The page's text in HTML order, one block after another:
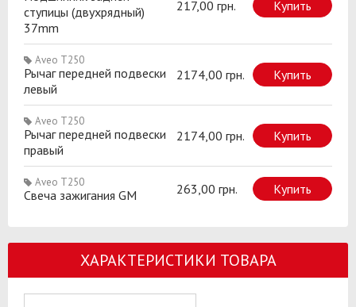
ступицы (двухрядный)
37mm
217,00 грн. Купить
Aveo T250
Рычаг передней подвески
левый
2174,00 грн. Купить
Aveo T250
Рычаг передней подвески
правый
2174,00 грн. Купить
Aveo T250
Свеча зажигания GM 263,00 грн. Купить
ХАРАКТЕРИСТИКИ ТОВАРА